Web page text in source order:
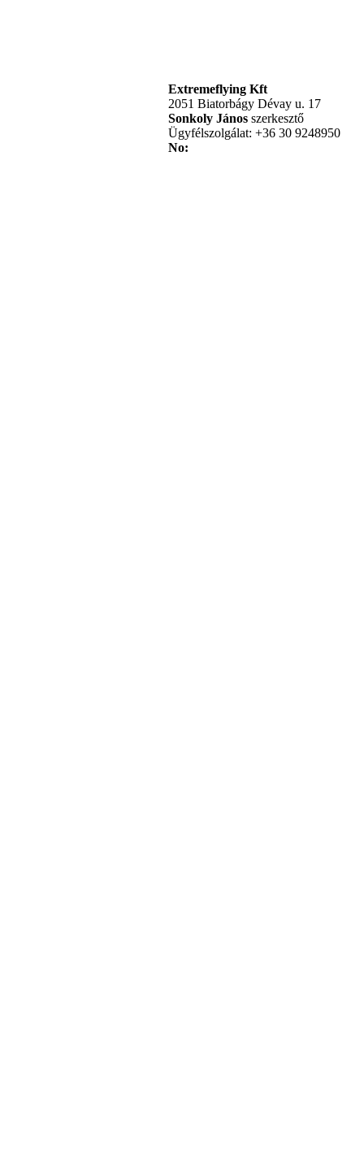
Extremeflying Kft
2051 Biatorbágy Dévay u. 17
Sonkoly János szerkesztő
Ügyfélszolgálat: +36 30 9248950
No: